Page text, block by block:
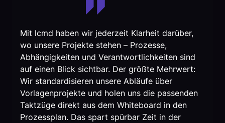
Mit lcmd haben wir jederzeit Klarheit darüber,
wo unsere Projekte stehen – Prozesse,
Abhängigkeiten und Verantwortlichkeiten sind
auf einen Blick sichtbar. Der größte Mehrwert:
Wir standardisieren unsere Abläufe über
Vorlagenprojekte und holen uns die passenden
Taktzüge direkt aus dem Whiteboard in den
Prozessplan. Das spart spürbar Zeit in der